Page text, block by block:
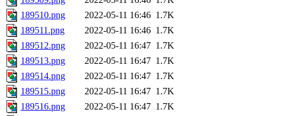
189510.png
2022-05-11 16:46 1.7K
189511.png
2022-05-11 16:46 1.7K
189512.png
2022-05-11 16:47 1.7K
189513.png
2022-05-11 16:47 1.7K
189514.png
2022-05-11 16:47 1.7K
189515.png
2022-05-11 16:47 1.7K
189516.png
2022-05-11 16:47 1.7K